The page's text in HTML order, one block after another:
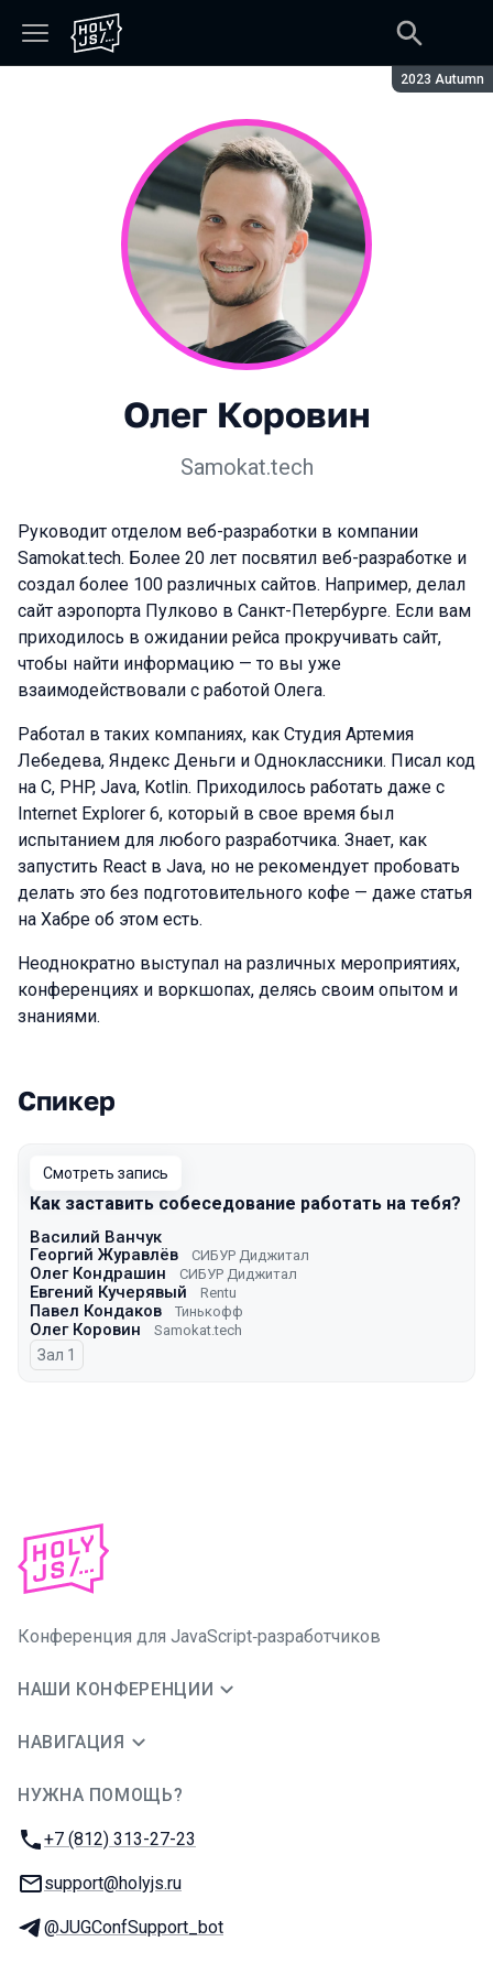
Сезон:
2023 Autumn
Олег Коровин
Samokat.tech
Руководит отделом веб-разработки в компании
Samokat.tech. Более 20 лет посвятил веб-разработке и
создал более 100 различных сайтов. Например, делал
сайт аэропорта Пулково в Санкт-Петербурге. Если вам
приходилось в ожидании рейса прокручивать сайт,
чтобы найти информацию — то вы уже
взаимодействовали с работой Олега.
Работал в таких компаниях, как Студия Артемия
Лебедева, Яндекс Деньги и Одноклассники. Писал код
на C, PHP, Java, Kotlin. Приходилось работать даже с
Internet Explorer 6, который в свое время был
испытанием для любого разработчика. Знает, как
запустить React в Java, но не рекомендует пробовать
делать это без подготовительного кофе — даже статья
на Хабре об этом есть.
Неоднократно выступал на различных мероприятиях,
конференциях и воркшопах, делясь своим опытом и
знаниями.
Выступления в сезоне 2023 Autumn
Спикер
Смотреть запись
Как заставить собеседование работать на тебя?
Василий Ванчук
Георгий Журавлёв
СИБУР Диджитал
Олег Кондрашин СИБУР Диджитал
Евгений Кучерявый Rentu
Павел Кондаков Тинькофф
Олег Коровин Samokat.tech
Зал 1
Конференция для JavaScript‑разработчиков
НАШИ КОНФЕРЕНЦИИ
НАВИГАЦИЯ
НУЖНА ПОМОЩЬ?
Телефон:
+7 (812) 313-27-23
E-mail:
support@holyjs.ru
Телеграм:
@JUGConfSupport_bot